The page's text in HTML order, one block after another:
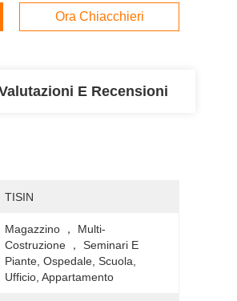
Ora Chiacchieri
E Recensioni
TISIN
Magazzino ， Multi-
Costruzione ， Seminari E
Piante, Ospedale, Scuola,
Ufficio, Appartamento